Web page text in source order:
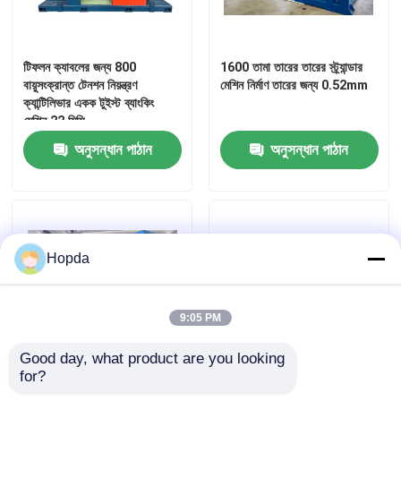
টিফলন ক্যাবলের জন্য 800
বায়ুসংক্রান্ত টেনশন নিয়ন্ত্রণ
ক্যান্টিলিভার একক টুইস্ট ব্যাংকিং
মেশিন 22 মিমি
অনুসন্ধান পাঠান
1600 তামা তারের তারের স্ট্র্যান্ডার
মেশিন নির্মাণ তারের জন্য 0.52mm
অনুসন্ধান পাঠান
পিভিসি দিয়ে বিশেষায়িত 70 মিমি হাই
Hopda
9:05 PM
Good day, what product are you looking
for?